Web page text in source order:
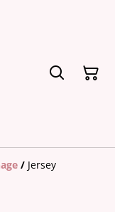
/ Jersey